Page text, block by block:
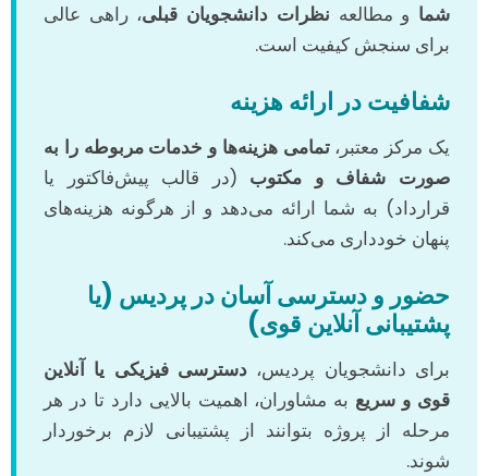
شما و مطالعه نظرات دانشجویان قبلی، راهی عالی
برای سنجش کیفیت است.
شفافیت در ارائه هزینه
یک مرکز معتبر،تمامی هزینه‌ها و خدمات مربوطه را به
صورت شفاف و مکتوب (در قالب پیش‌فاکتور یا
قرارداد) به شما ارائه می‌دهد و از هرگونه هزینه‌های
پنهان خودداری می‌کند.
حضور و دسترسی آسان در پردیس (یا
پشتیبانی آنلاین قوی)
برای دانشجویان پردیس، دسترسی فیزیکی یا آنلاین
قوی و سریع به مشاوران، اهمیت بالایی دارد تا در هر
مرحله از پروژه بتوانند از پشتیبانی لازم برخوردار
شوند.